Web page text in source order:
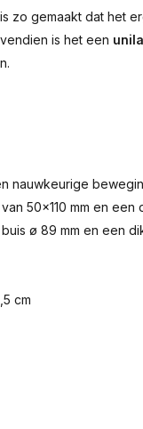
is zo gemaakt dat het
is het een
nauwkeurige
50x110 mm en een
ø 89 mm en een
cm